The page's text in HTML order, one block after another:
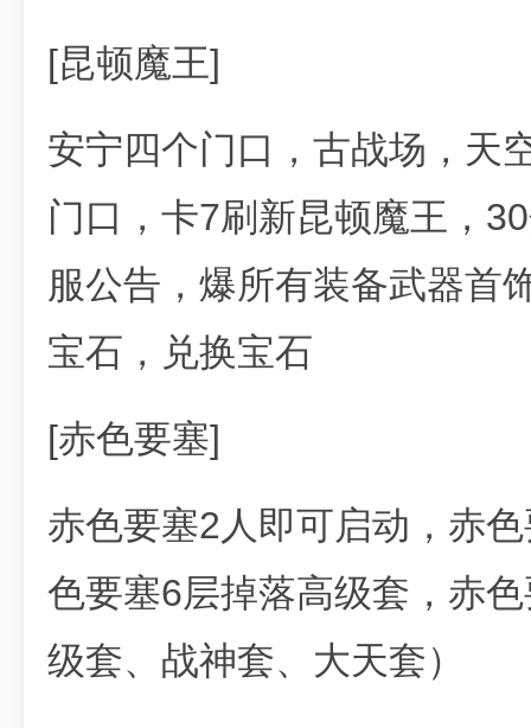
[昆顿魔王]
安宁四个门口，古战场，天
门口，卡7刷新昆顿魔王，
服公告，爆所有装备武器首
宝石，兑换宝石
[赤色要塞]
赤色要塞2人即可启动，赤
色要塞6层掉落高级套，赤
级套、战神套、大天套）